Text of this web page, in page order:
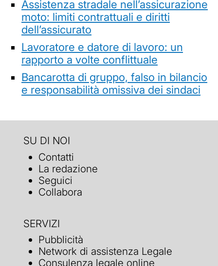
Assistenza stradale nell’assicurazione
moto: limiti contrattuali e diritti
dell’assicurato
Lavoratore e datore di lavoro: un
rapporto a volte conflittuale
Bancarotta di gruppo, falso in bilancio
e responsabilità omissiva dei sindaci
SU DI NOI
Contatti
La redazione
Seguici
Collabora
SERVIZI
Pubblicità
Network di assistenza Legale
Consulenza legale online